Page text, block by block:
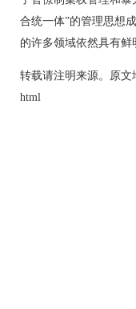
合统一体”的管理思想
的许多领域依然具有鲜
转载请注明来源。原文
html